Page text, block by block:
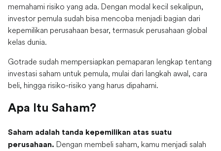
memahami risiko yang ada. Dengan modal kecil sekalipun,
investor pemula sudah bisa mencoba menjadi bagian dari
kepemilikan perusahaan besar, termasuk perusahaan global
kelas dunia.
Gotrade sudah mempersiapkan pemaparan lengkap tentang
investasi saham untuk pemula, mulai dari langkah awal, cara
beli, hingga risiko-risiko yang harus dipahami.
Apa Itu Saham?
Saham adalah tanda kepemilikan atas suatu
perusahaan. Dengan membeli saham, kamu menjadi salah